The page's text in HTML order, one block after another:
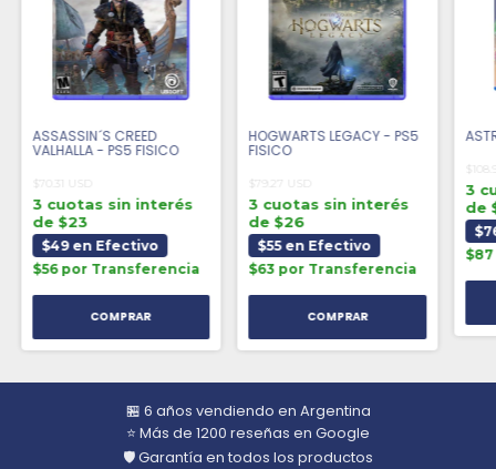
ASSASSIN´S CREED
VALHALLA - PS5 FISICO
$70.31 USD
3 cuotas sin interés
de $23
$49 en Efectivo
$56 por Transferencia
HOGWARTS LEGACY - PS5
FISICO
$79.27 USD
3 cuotas sin interés
de $26
$55 en Efectivo
$63 por Transferencia
3
de
🏪 6 años vendiendo en Argentina
⭐ Más de 1200 reseñas en Google
🛡️ Garantía en todos los productos